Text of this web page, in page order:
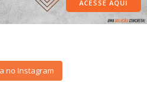
ACESSE AQUI
no Instagram